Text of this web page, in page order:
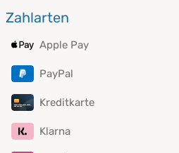
Zahlarten
Apple Pay
PayPal
Kreditkarte
Klarna